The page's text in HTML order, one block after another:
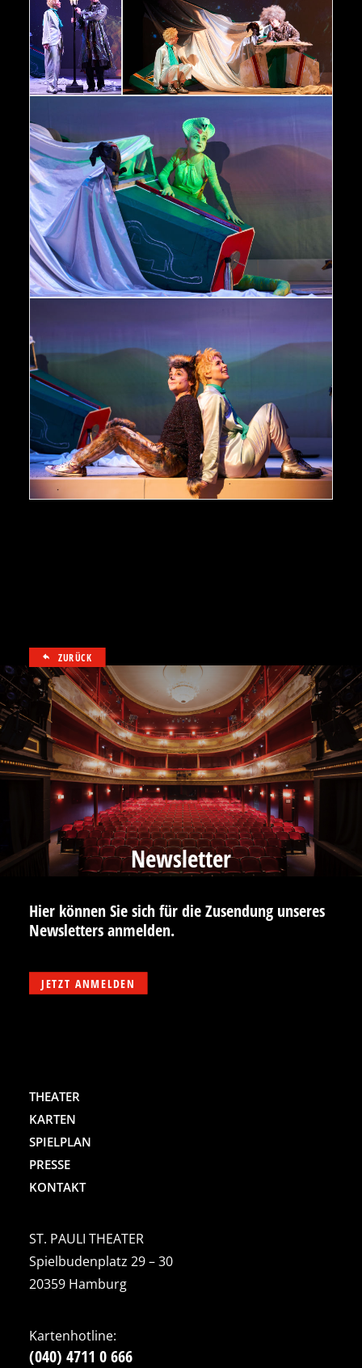
Der kleine Prinz
Kim Rosner, Peter
Neutzling © Oliver
Fantitsch
Der kleine Prinz Kim Rosner, Marina Lubrich
© Oliver Fantitsch
Der kleine Prinz Marina Lubrich © Oliver Fantitsch
Der kleine Prinz Marina Lubrich, Kim Rosner © Oliver Fantitsch
ZURÜCK
Newsletter
Hier können Sie sich für die Zusendung unseres
Newsletters anmelden.
JETZT ANMELDEN
THEATER
KARTEN
SPIELPLAN
PRESSE
KONTAKT
ST. PAULI THEATER
Spielbudenplatz 29 – 30
20359 Hamburg
Kartenhotline:
(040) 4711 0 666